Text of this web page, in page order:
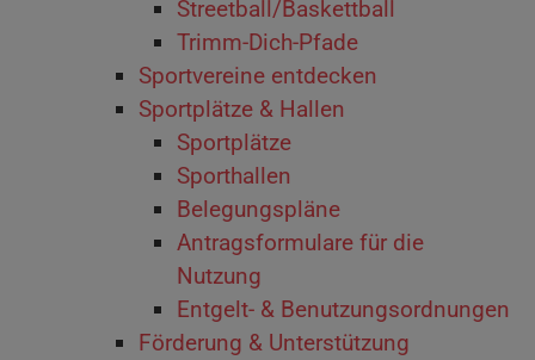
Streetball/Baskettball
Trimm-Dich-Pfade
Sportvereine entdecken
Sportplätze & Hallen
Sportplätze
Sporthallen
Belegungspläne
Antragsformulare für die
Nutzung
Entgelt- & Benutzungsordnungen
Förderung & Unterstützung